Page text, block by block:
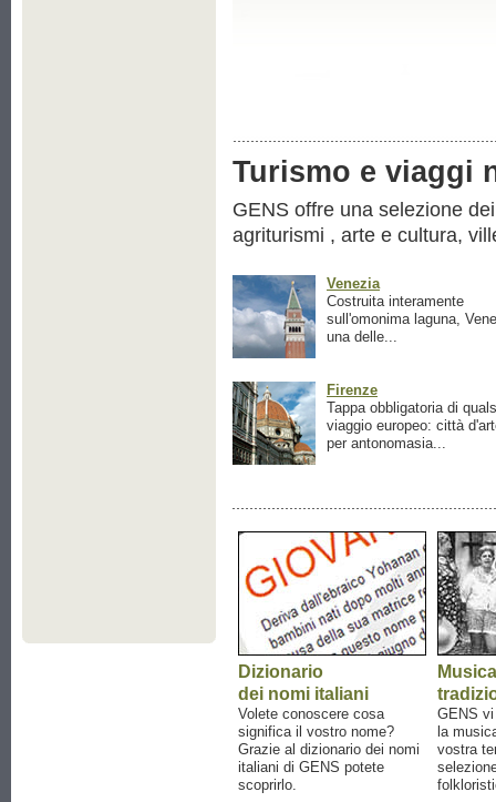
Turismo e viaggi
GENS offre una selezione
agriturismi , arte e cultura,
Venezia
Costruita interamente
sull'omonima laguna,
una delle...
Firenze
Tappa obbligatoria di
viaggio europeo: città
per antonomasia...
Dizionario
dei nomi italiani
Volete conoscere cosa
significa il vostro nome?
Grazie al dizionario dei nomi
italiani di GENS potete
scoprirlo.
Musica
GENS
la
vostra